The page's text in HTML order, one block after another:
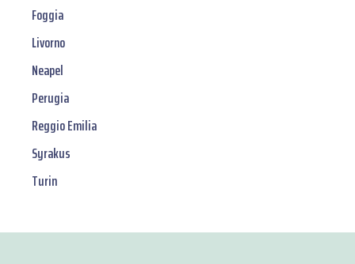
Foggia
Livorno
Neapel
Perugia
Reggio Emilia
Syrakus
Turin